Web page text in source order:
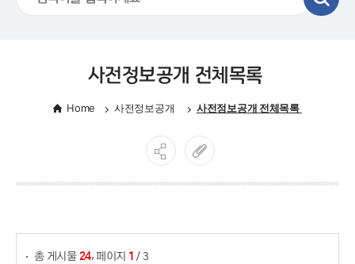
사전정보공개 전체목록
Home 사전정보공개 사전정보공개 전체목록
총 게시물 24, 페이지 1 / 3